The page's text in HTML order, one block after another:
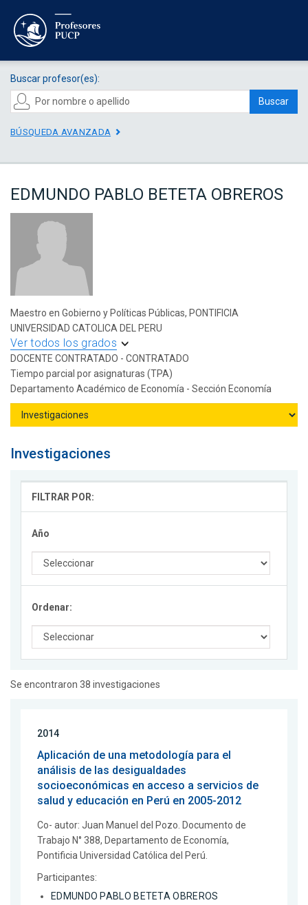
Buscar profesor(es):
Buscar
BÚSQUEDA AVANZADA
EDMUNDO PABLO BETETA OBREROS
Maestro en Gobierno y Políticas Públicas, PONTIFICIA
UNIVERSIDAD CATOLICA DEL PERU
Ver todos los grados
DOCENTE CONTRATADO - CONTRATADO
Tiempo parcial por asignaturas (TPA)
Departamento Académico de Economía - Sección Economía
Investigaciones
FILTRAR POR:
Año
Ordenar:
Se encontraron 38 investigaciones
2014
Aplicación de una metodología para el
análisis de las desigualdades
socioeconómicas en acceso a servicios de
salud y educación en Perú en 2005-2012
Co- autor: Juan Manuel del Pozo. Documento de
Trabajo N° 388, Departamento de Economía,
Pontificia Universidad Católica del Perú.
Participantes:
EDMUNDO PABLO BETETA OBREROS